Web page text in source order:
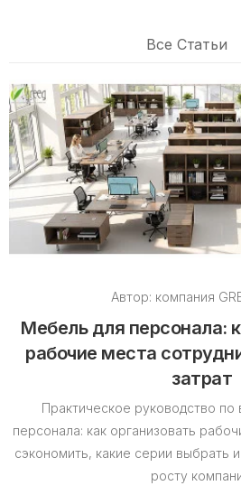
Все Статьи
Автор: компания
Мебель для персонала:
рабочие места
затрат
Практическое руководство
персонала: как организовать
сэкономить, какие серии выбрать
росту